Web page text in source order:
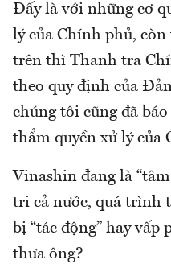
Đấy là với những cơ
lý của Chính phủ,
trên thì Thanh tra
theo quy định của
chúng tôi cũng đã
thẩm quyền xử lý của
Vinashin đang là
tri cả nước, quá trình
bị “tác động” hay vấp
thưa ông?